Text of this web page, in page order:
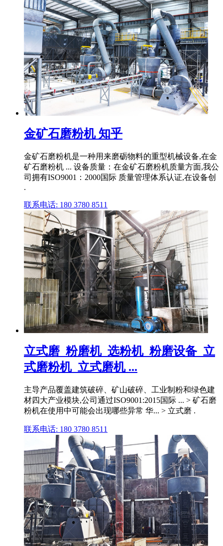
金矿石磨粉机 知乎
金矿石磨粉机是一种用来磨砺物料的重型机械设备,在金
矿石磨粉机 ... 设备质量：在金矿石磨粉机质量方面,我公
司拥有ISO9001：2000国际 质量管理体系认证,在设备创
.
联系电话: 180 3780 8511
立式磨_粉磨机_选粉机_粉磨设备_立
式磨粉机_立式磨机 ...
主导产品覆盖建筑破碎、矿山破碎、工业制粉和绿色建
材四大产业模块,公司通过ISO9001:2015国际 ... > 矿石磨
粉机在使用中可能会出现哪些异常 华... > 立式磨 .
联系电话: 180 3780 8511